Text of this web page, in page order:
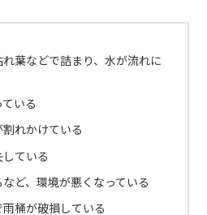
葉などで詰まり、水が流れに
いる
れかけている
ている
ど、環境が悪くなっている
桶が破損している